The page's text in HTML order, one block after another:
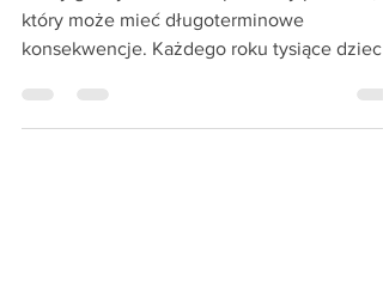
który może mieć długoterminowe
konsekwencje. Każdego roku tysiące dzieci